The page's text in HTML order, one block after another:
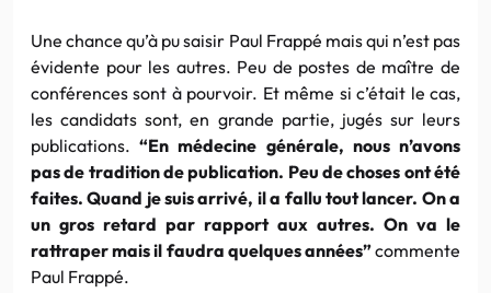
Une chance qu’à pu saisir Paul Frappé mais qui n’est pas
évidente pour les autres. Peu de postes de maître de
conférences sont à pourvoir. Et même si c’était le cas,
les candidats sont, en grande partie, jugés sur leurs
publications.“En médecine générale, nous n’avons
pas de tradition de publication. Peu de choses ont été
faites. Quand je suis arrivé, il a fallu tout lancer. On a
un gros retard par rapport aux autres. On va le
rattraper mais il faudra quelques années”commente
Paul Frappé.